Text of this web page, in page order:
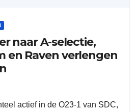
naar A-selectie,
en Raven verlengen
actief in de O23-1 van SDC,